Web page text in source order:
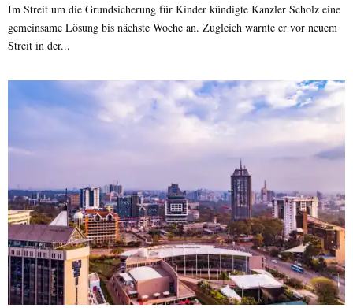
Im Streit um die Grundsicherung für Kinder kündigte Kanzler Scholz eine
gemeinsame Lösung bis nächste Woche an. Zugleich warnte er vor neuem
Streit in der...